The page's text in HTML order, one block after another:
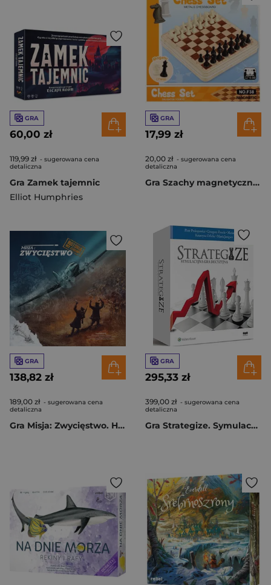
GRA
60,00 zł
119,99 zł - sugerowana cena
detaliczna
Gra Zamek tajemnic
Elliot Humphries
GRA
17,99 zł
20,00 zł - sugerowana cena
detaliczna
Gra Szachy magnetyczne 17x17x3
GRA
138,82 zł
189,00 zł - sugerowana cena
detaliczna
Gra Misja: Zwycięstwo. Historia bez cenzury
GRA
295,33 zł
399,00 zł - sugerowana cena
detaliczna
Gra Strategize. Symulacyjna gra decyzyjna